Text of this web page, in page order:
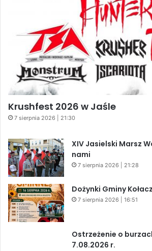
Krushfest 2026 w Jaśle
7 sierpnia 2026 | 21:30
XIV Jasielski Marsz
nami
7 sierpnia 2026 | 21:28
Dożynki Gminy
7 sierpnia 2026 | 16:51
Ostrzeżenie o
7.08.2026 r.